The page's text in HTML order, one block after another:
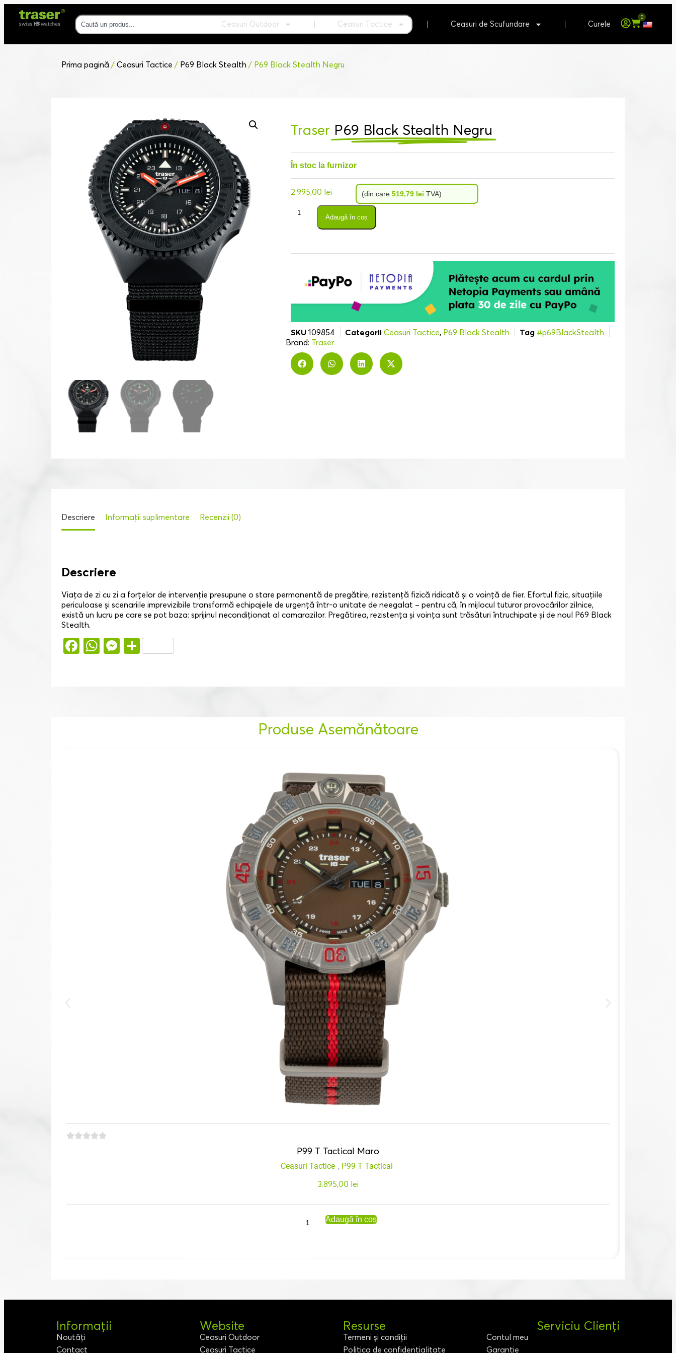
Ceasuri Outdoor Ceasuri Tactice Ceasuri de Scufundare Curele
0
Prima pagină / Ceasuri Tactice / P69 Black Stealth / P69 Black Stealth Negru
Traser P69 Black Stealth Negru
În stoc la furnizor
2.995,00 lei (din care 519,79 lei TVA)
Adaugă în coș
SKU 109854 Categorii Ceasuri Tactice, P69 Black Stealth Tag #p69BlackStealth
Brand: Traser
Descriere Informații suplimentare Recenzii (0)
Descriere
Viața de zi cu zi a forțelor de intervenție presupune o stare permanentă de pregătire, rezistență fizică ridicată și o voință de fier. Efortul fizic, situațiile
periculoase și scenariile imprevizibile transformă echipajele de urgență într-o unitate de neegalat – pentru că, în mijlocul tuturor provocărilor zilnice,
există un lucru pe care se pot baza: sprijinul necondiționat al camarazilor. Pregătirea, rezistența și voința sunt trăsături întruchipate și de noul P69 Black
Stealth.
Facebook
WhatsApp
Messenger
Partajează
Produse Asemănătoare
P99 T Tactical Maro
Ceasuri Tactice , P99 T Tactical
3.895,00 lei
Adaugă în coș
Informații
Noutăți
Contact
Website
Ceasuri Outdoor
Ceasuri Tactice
Resurse
Termeni și condiții
Politica de confidențialitate
Serviciu Clienți
Contul meu
Garanție